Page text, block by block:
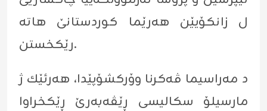
ل زانكۆیێن هه‌رێما كوردستانێ هاته‌
رێكخستن.
د مه‌راسیما ڤه‌كرنا وۆركشۆپێدا، هه‌رئێك ژ
مارسیلۆ سکالیسی ڕێڤه‌به‌رێ ڕێکخراوا